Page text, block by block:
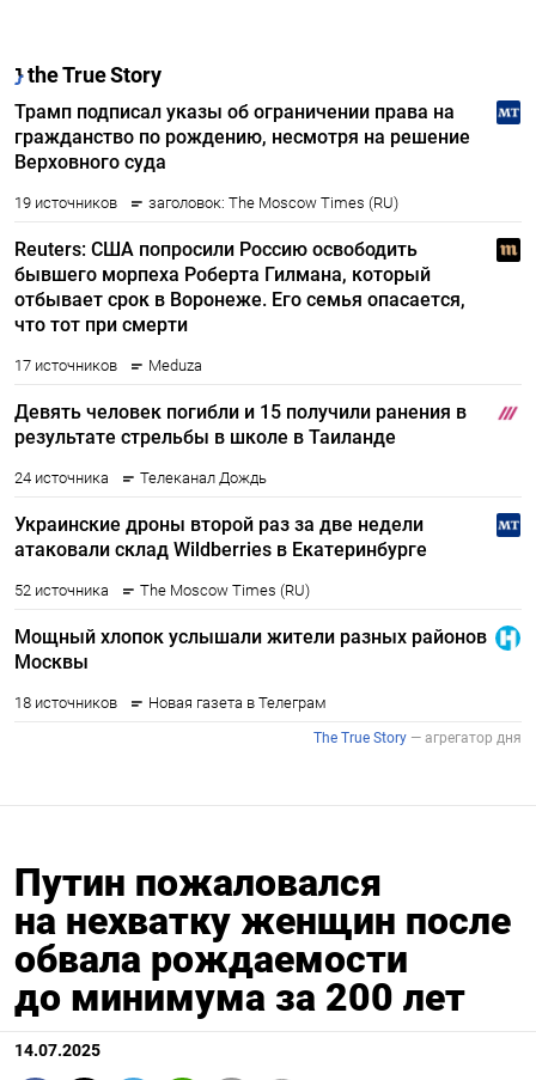
Путин пожаловался
на нехватку женщин после
обвала рождаемости
до минимума за 200 лет
14.07.2025